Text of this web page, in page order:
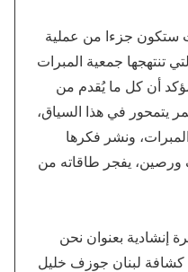
ستكون جزءا من عملية
تنتهجها جمعية المبرات
أن كل ما يُقدم من
يتمحور في هذا السياق،
ونشر فكرها
ورصين، يفجر طاقاته من
إنشادية بعنوان نحن
كشافة لبنان جوزف خليل